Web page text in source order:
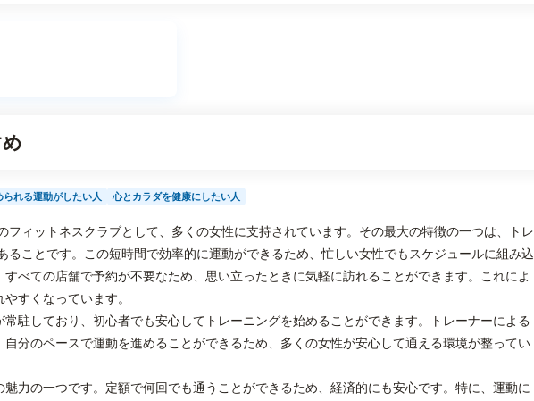
られる運動がしたい人 心とカラダを健康にしたい人
フィットネスクラブとして、多くの女性に支持されています。その最大の特徴の一つは、トレ
ることです。この短時間で効率的に運動ができるため、忙しい女性でもスケジュールに組み込
べての店舗で予約が不要なため、思い立ったときに気軽に訪れることができます。これによ
すくなっています。
駐しており、初心者でも安心してトレーニングを始めることができます。トレーナーによる
分のペースで運動を進めることができるため、多くの女性が安心して通える環境が整ってい
魅力の一つです。定額で何回でも通うことができるため、経済的にも安心です。特に、運動に